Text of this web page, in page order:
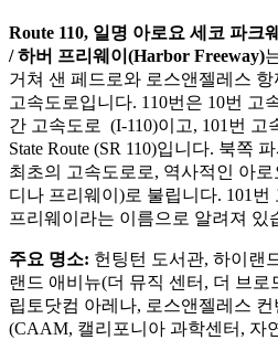
Route 110, 일명 아로요 세코 파크
/ 하버 프리웨이(Harbor Freeway)
거쳐 샌 페드로와 로스앤젤레스
고속도로입니다. 110번은 10번 고
간 고속도로 (I-110)이고, 101번 고
State Route (SR 110)입니다. 북쪽
최초의 고속도로로, 역사적인 아
디나 프리웨이)로 불립니다. 101
프리웨이라는 이름으로 알려져 있
주요 명소: 헌팅턴 도서관, 하이랜
랜드 애비뉴(더 뮤직 센터, 더 브로
립토닷컴 아레나, 로스앤젤레스
(CAAM, 캘리포니아 과학센터, 자